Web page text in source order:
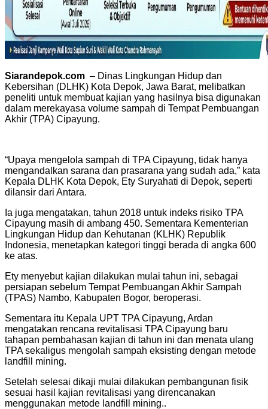
Siarandepok.com – Dinas Lingkungan Hidup dan
Kebersihan (DLHK) Kota Depok, Jawa Barat, melibatkan
peneliti untuk membuat kajian yang hasilnya bisa digunakan
dalam merekayasa volume sampah di Tempat Pembuangan
Akhir (TPA) Cipayung.
“Upaya mengelola sampah di TPA Cipayung, tidak hanya
mengandalkan sarana dan prasarana yang sudah ada,” kata
Kepala DLHK Kota Depok, Ety Suryahati di Depok, seperti
dilansir dari Antara.
Ia juga mengatakan, tahun 2018 untuk indeks risiko TPA
Cipayung masih di ambang 450. Sementara Kementerian
Lingkungan Hidup dan Kehutanan (KLHK) Republik
Indonesia, menetapkan kategori tinggi berada di angka 600
ke atas.
Ety menyebut kajian dilakukan mulai tahun ini, sebagai
persiapan sebelum Tempat Pembuangan Akhir Sampah
(TPAS) Nambo, Kabupaten Bogor, beroperasi.
Sementara itu Kepala UPT TPA Cipayung, Ardan
mengatakan rencana revitalisasi TPA Cipayung baru
tahapan pembahasan kajian di tahun ini dan menata ulang
TPA sekaligus mengolah sampah eksisting dengan metode
landfill mining.
Setelah selesai dikaji mulai dilakukan pembangunan fisik
sesuai hasil kajian revitalisasi yang direncanakan
menggunakan metode landfill mining..